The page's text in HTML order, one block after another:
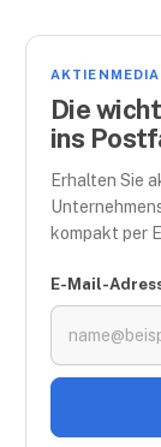
Die
ins
Erhalten Sie
kompakt per
E-Mail-